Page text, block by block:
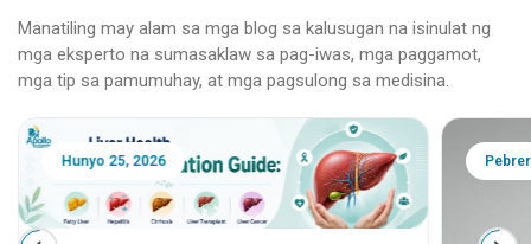
Manatiling may alam sa mga blog sa kalusugan na isinulat ng
mga eksperto na sumasaklaw sa pag-iwas, mga paggamot,
mga tip sa pamumuhay, at mga pagsulong sa medisina.
Hunyo 25, 2026